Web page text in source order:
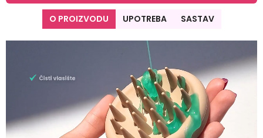
O PROIZVODU UPOTREBA SASTAV